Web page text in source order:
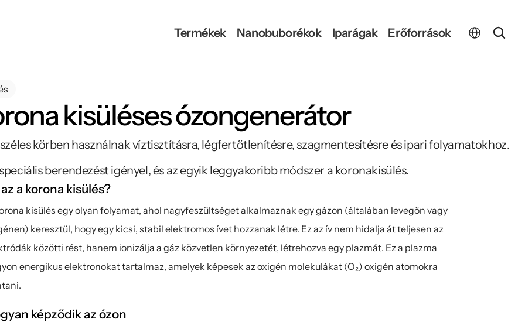
Termékek Nanobuborékok Iparágak Erőforrások
kisüléses ózongenerátor
körben használnak víztisztításra, légfertőtlenítésre, szagmentesítésre és ipari folyamatokhoz.
berendezést igényel, és az egyik leggyakoribb módszer a koronakisülés.
a korona kisülés?
kisülés egy olyan folyamat, ahol nagyfeszültséget alkalmaznak egy gázon (általában levegőn vagy
keresztül, hogy egy kicsi, stabil elektromos ívet hozzanak létre. Ez az ív nem hidalja át teljesen az
közötti rést, hanem ionizálja a gáz közvetlen környezetét, létrehozva egy plazmát. Ez a plazma
energikus elektronokat tartalmaz, amelyek képesek az oxigén molekulákat (O₂) oxigén atomokra
képződik az ózon